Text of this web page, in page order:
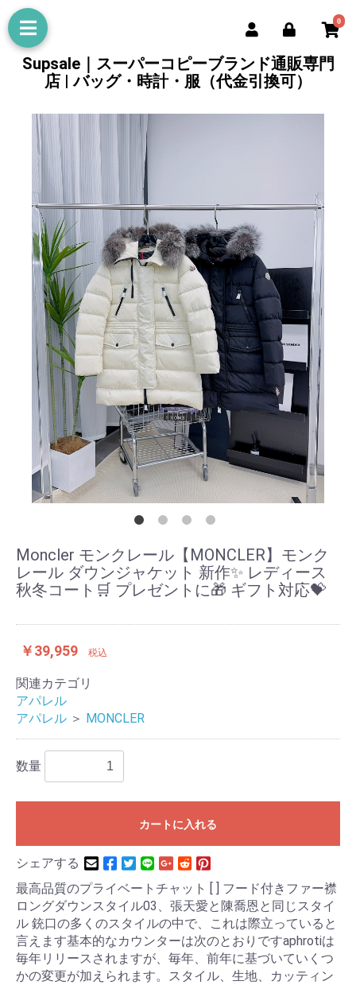
0
Supsale｜スーパーコピーブランド通販専門
店 | バッグ・時計・服（代金引換可）
Moncler モンクレール【MONCLER】モンク
レール ダウンジャケット 新作✨ レディース
秋冬コート🛒 プレゼントに🎁 ギフト対応💝
￥39,959 税込
関連カテゴリ
アパレル
アパレル ＞ MONCLER
数量
カートに入れる
シェアする
最高品質のプライベートチャット [ ] フード付きファー襟
ロングダウンスタイル03、張天愛と陳喬恩と同じスタイ
ル 銃口の多くのスタイルの中で、これは際立っていると
言えます基本的なカウンターは次のとおりですaphrotiは
毎年リリースされますが、毎年、前年に基づいていくつ
かの変更が加えられます。スタイル、生地、カッティン